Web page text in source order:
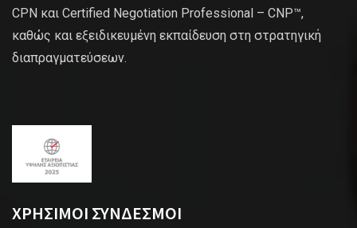
CPN και Certified Negotiation Professional – CNP™,
καθώς και εξειδικευμένη εκπαίδευση στη στρατηγική
διαπραγματεύσεων.
ΧΡΗΣΙΜΟΙ ΣΥΝΔΕΣΜΟΙ